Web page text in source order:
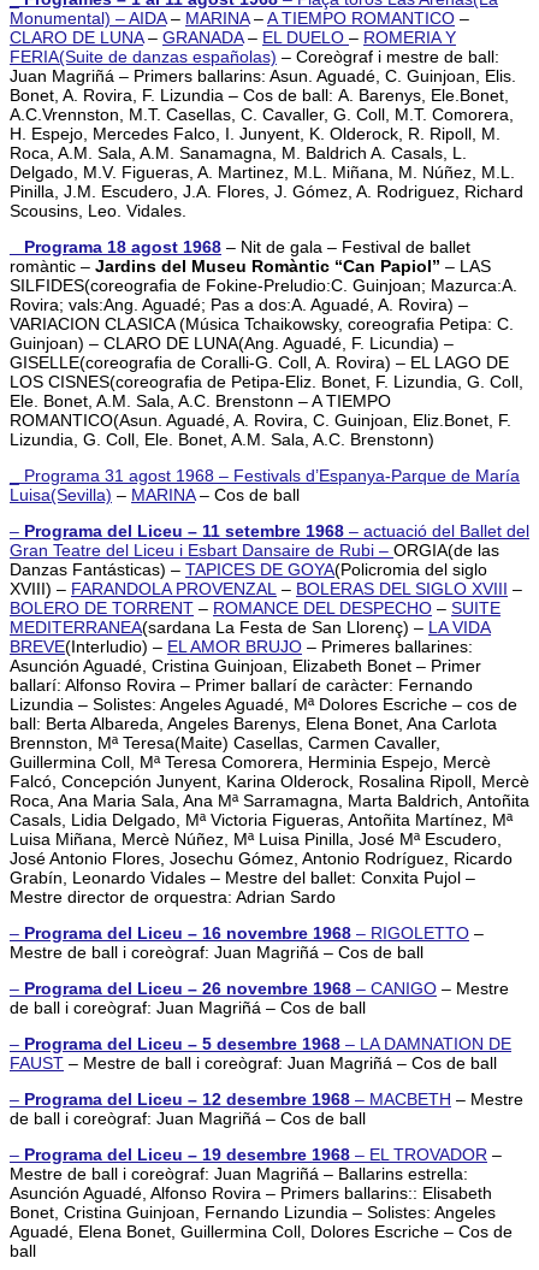
Monumental) –AIDA– MARINA–A TIEMPO ROMANTICO –
CLARO DE LUNA– GRANADA– EL DUELO – ROMERIA Y
FERIA(Suite de danzas españolas) – Coreògraf i mestre de ball:
Juan Magriñá – Primers ballarins: Asun. Aguadé, C. Guinjoan, Elis.
Bonet, A. Rovira, F. Lizundia – Cos de ball: A. Barenys, Ele.Bonet,
A.C.Vrennston, M.T. Casellas, C. Cavaller, G. Coll, M.T. Comorera,
H. Espejo, Mercedes Falco, I. Junyent, K. Olderock, R. Ripoll, M.
Roca, A.M. Sala, A.M. Sanamagna, M. Baldrich A. Casals, L.
Delgado, M.V. Figueras, A. Martinez, M.L. Miñana, M. Núñez, M.L.
Pinilla, J.M. Escudero, J.A. Flores, J. Gómez, A. Rodriguez, Richard
Scousins, Leo. Vidales
_ Programa 18 agost 1968 – Nit de gala – Festival de ballet
romàntic – Jardins del Museu Romàntic “Can Papiol” – LAS
SILFIDES(coreografia de Fokine-Preludio:C. Guinjoan; Mazurca:A.
Rovira; vals:Ang. Aguadé; Pas a dos:A. Aguadé, A. Rovira) –
VARIACION CLASICA (Música Tchaikowsky, coreografia Petipa: C.
Guinjoan) – CLARO DE LUNA(Ang. Aguadé, F. Licundia) –
GISELLE(coreografia de Coralli-G. Coll, A. Rovira) – EL LAGO DE
LOS CISNES(coreografia de Petipa-Eliz. Bonet, F. Lizundia, G. Coll,
Ele. Bonet, A.M. Sala, A.C. Brenstonn – A TIEMPO
ROMANTICO(Asun. Aguadé, A. Rovira, C. Guinjoan, Eliz.Bonet, F.
Lizundia, G. Coll, Ele. Bonet, A.M. Sala, A.C. Brenstonn)
_ Programa 31 agost 1968 – Festivals d’Espanya-Parque de María
Luisa(Sevilla) – MARINA– Cos de ball
– Programa del Liceu – 11 setembre 1968 – actuació del Ballet del
Gran Teatre del Liceu i Esbart Dansaire de Rubi – ORGIA(de las
Danzas Fantásticas) – TAPICES DE GOYA(Policromia del siglo
XVIII) – FARANDOLA PROVENZAL – BOLERAS DEL SIGLO XVIII –
BOLERO DE TORRENT – ROMANCE DEL DESPECHO – SUITE
MEDITERRANEA(sardana La Festa de San Llorenç) – LA VIDA
BREVE(Interludio) – EL AMOR BRUJO – Primeres ballarines:
Asunción Aguadé, Cristina Guinjoan, Elizabeth Bonet – Primer
ballarí: Alfonso Rovira – Primer ballarí de caràcter: Fernando
Lizundia – Solistes: Angeles Aguadé, Mª Dolores Escriche – cos de
ball: Berta Albareda, Angeles Barenys, Elena Bonet, Ana Carlota
Brennston, Mª Teresa(Maite) Casellas, Carmen Cavaller,
Guillermina Coll, Mª Teresa Comorera, Herminia Espejo, Mercè
Falcó, Concepción Junyent, Karina Olderock, Rosalina Ripoll, Mercè
Roca, Ana Maria Sala, Ana Mª Sarramagna, Marta Baldrich, Antoñita
Casals, Lidia Delgado, Mª Victoria Figueras, Antoñita Martínez, Mª
Luisa Miñana, Mercè Núñez, Mª Luisa Pinilla, José Mª Escudero,
José Antonio Flores, Josechu Gómez, Antonio Rodríguez, Ricardo
Grabín, Leonardo Vidales – Mestre del ballet: Conxita Pujol –
Mestre director de orquestra: Adrian Sardo
– Programa del Liceu – 16 novembre 1968 – RIGOLETTO –
Mestre de ball i coreògraf: Juan Magriñá – Cos de ball
– Programa del Liceu – 26 novembre 1968 – CANIGO – Mestre
de ball i coreògraf: Juan Magriñá – Cos de ball
– Programa del Liceu – 5 desembre 1968 – LA DAMNATION DE
FAUST – Mestre de ball i coreògraf: Juan Magriñá – Cos de ball
– Programa del Liceu – 12 desembre 1968 – MACBETH – Mestre
de ball i coreògraf: Juan Magriñá – Cos de ball
– Programa del Liceu – 19 desembre 1968 – EL TROVADOR –
Mestre de ball i coreògraf: Juan Magriñá – Ballarins estrella:
Asunción Aguadé, Alfonso Rovira – Primers ballarins:: Elisabeth
Bonet, Cristina Guinjoan, Fernando Lizundia – Solistes: Angeles
Aguadé, Elena Bonet, Guillermina Coll, Dolores Escriche – Cos de
ball